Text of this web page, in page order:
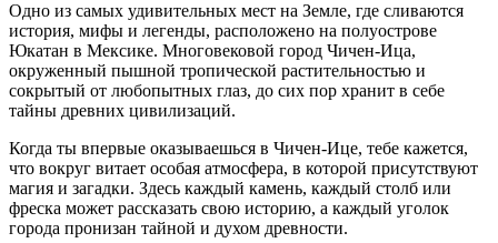
Одно из самых удивительных мест на Земле, где сливаются
история, мифы и легенды, расположено на полуострове
Юкатан в Мексике. Многовековой город Чичен-Ица,
окруженный пышной тропической растительностью и
сокрытый от любопытных глаз, до сих пор хранит в себе
тайны древних цивилизаций.
Когда ты впервые оказываешься в Чичен-Ице, тебе кажется,
что вокруг витает особая атмосфера, в которой присутствуют
магия и загадки. Здесь каждый камень, каждый столб или
фреска может рассказать свою историю, а каждый уголок
города пронизан тайной и духом древности.